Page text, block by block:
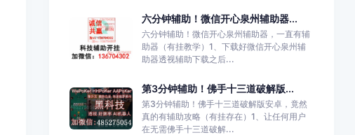
六分钟辅助！微信开心泉州辅助器...
六分钟辅助！微信开心泉州辅助器，一直有辅
助器（有挂教学）1、下载好微信开心泉州辅
助器透视辅助下载之后...
第3分钟辅助！佛手十三道破解版...
第3分钟辅助！佛手十三道破解版安卓，竟然
真的有辅助攻略（有挂存在）1、让任何用户
在无需佛手十三道破解...